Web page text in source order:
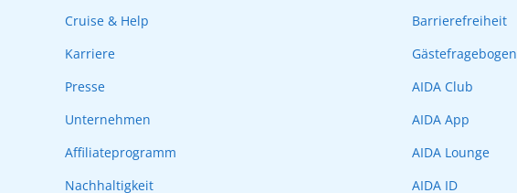
Cruise & Help
Karriere
Presse
Unternehmen
Affiliateprogramm
Nachhaltigkeit
Barrierefreiheit
Gästefragebogen
AIDA Club
AIDA App
AIDA Lounge
AIDA ID